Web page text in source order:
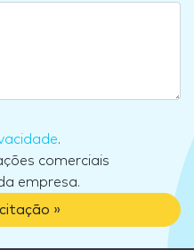
.
comerciais
empresa.
»